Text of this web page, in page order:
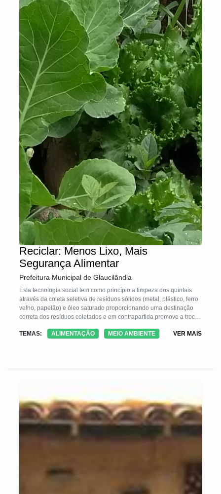
Reciclar: Menos Lixo, Mais
Segurança Alimentar
Prefeitura Municipal de Glaucilândia
Esta tecnologia social tem como princípio a limpeza dos quintais
através da coleta seletiva de resíduos sólidos (metal, plástico, ferro
velho, papelão) e óleo saturado proporcionando uma destinação
correta dos resíduos coletados e em contrapartida promove a troca
hortaliças. Conscientiza os agricultores, promove a produção de
pela ingestão de plástico e a contaminação do lençol freático e
TEMAS: ALIMENTAÇÃO MEIO AMBIENTE VER MAIS